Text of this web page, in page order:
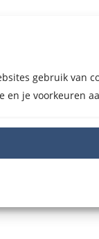
gebruik van
je voorkeuren